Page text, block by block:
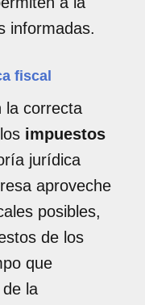
informadas.
fiscal
la correcta
impuestos
jurídica
aproveche
posibles,
de los
que
la